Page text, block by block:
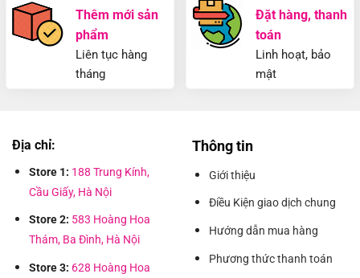
Thêm mới sản
phẩm
Liên tục hàng
tháng
Đặt hàng, thanh
toán
Linh hoạt, bảo
mật
Địa chỉ:
Store 1: 188 Trung Kính,
Cầu Giấy, Hà Nội
Store 2: 583 Hoàng Hoa
Thám, Ba Đình, Hà Nội
Store 3: 628 Hoàng Hoa
Thông tin
Giới thiệu
Điều Kiện giao dịch chung
Hướng dẫn mua hàng
Phương thức thanh toán